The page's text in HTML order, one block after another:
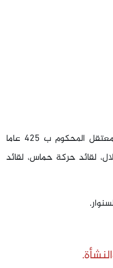
من المؤسس لجهاز مجد ، للمعتقل المحكوم ب 425 عاما
لقائد حركة حماس، لقائد